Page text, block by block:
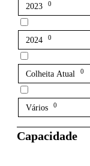
2023 0
2024 0
Colheita Atual 0
Vários 0
Capacidade